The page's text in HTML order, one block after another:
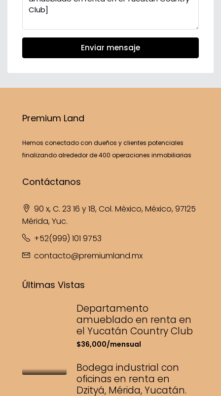
Enviar mensaje
Premium Land
Hemos conectado con dueños y clientes potenciales
finalizando alrededor de 400 operaciones inmobiliarias
Contáctanos
90 x, C. 23 16 y 18, Col. México, México, 97125
Mérida, Yuc.
+52(999) 101 9753
contacto@premiumland.mx
Últimas Vistas
Departamento
amueblado en renta en
el Yucatán Country Club
$36,000/mensual
Bodega industrial con
oficinas en renta en
Dzityá, Mérida, Yucatán.